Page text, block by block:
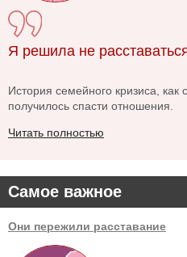
Самое важное
Они пережили расставание
Я решила не
История семейного кризиса, как
получилось спасти отношения.
Читать полностью